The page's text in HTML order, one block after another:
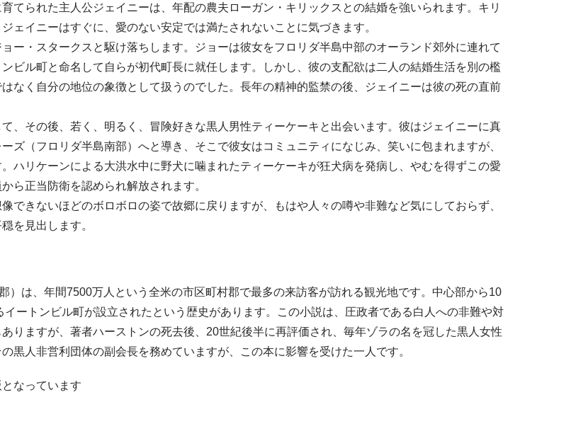
てられた主人公ジェイニーは、年配の農夫ローガン・キリックスとの結婚を強いられます。キリ
ェイニーはすぐに、愛のない安定では満たされないことに気づきます。
ー・スタークスと駆け落ちします。ジョーは彼女をフロリダ半島中部のオーランド郊外に連れて
ビル町と命名して自らが初代町長に就任します。しかし、彼の支配欲は二人の結婚生活を別の檻
なく自分の地位の象徴として扱うのでした。長年の精神的監禁の後、ジェイニーは彼の死の直前
、その後、若く、明るく、冒険好きな黒人男性ティーケーキと出会います。彼はジェイニーに真
ズ（フロリダ半島南部）へと導き、そこで彼女はコミュニティになじみ、笑いに包まれますが、
ハリケーンによる大洪水中に野犬に噛まれたティーケーキが狂犬病を発病し、やむを得ずこの愛
ら正当防衛を認められ解放されます。
きないほどのボロボロの姿で故郷に戻りますが、もはや人々の噂や非難など気にしておらず、
を見出します。
は、年間7500万人という全米の市区町村郡で最多の来訪客が訪れる観光地です。中心部から10
ートンビル町が設立されたという歴史があります。この小説は、圧政者である白人への非難や対
りますが、著者ハーストンの死去後、20世紀後半に再評価され、毎年ゾラの名を冠した黒人女性
黒人非営利団体の副会長を務めていますが、この本に影響を受けた一人です。
なっています